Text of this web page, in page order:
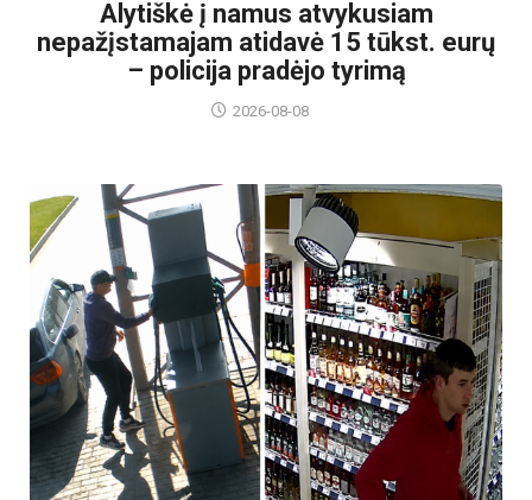
Alytiškė į namus atvykusiam
nepažįstamajam atidavė 15 tūkst. eurų
– policija pradėjo tyrimą
2026-08-08